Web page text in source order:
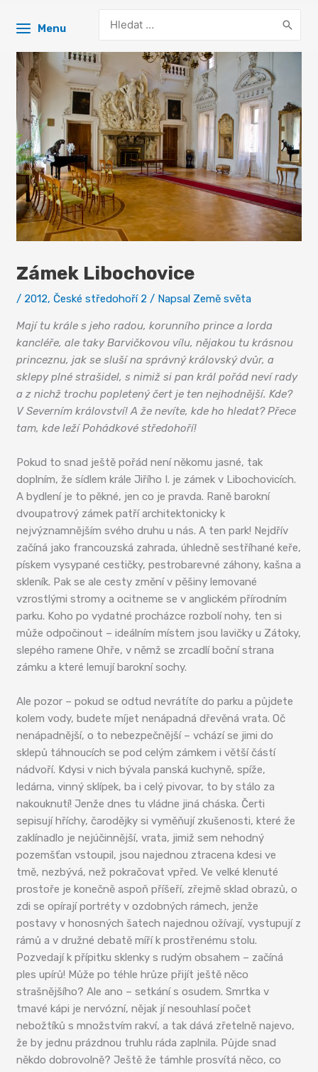
Menu
for:
Zámek Libochovice
/ 2012, České středohoří 2 / Napsal Země světa
Mají tu krále s jeho radou, korunního prince a lorda
kancléře, ale taky Barvičkovou vílu, nějakou tu krásnou
princeznu, jak se sluší na správný královský dvůr, a
sklepy plné strašidel, s nimiž si pan král pořád neví rady
a z nichž trochu popletený čert je ten nejhodnější. Kde?
V Severním království! A že nevíte, kde ho hledat? Přece
tam, kde leží Pohádkové středohoří!
Pokud to snad ještě pořád není někomu jasné, tak
doplním, že sídlem krále Jiřího I. je zámek v Libochovicích.
A bydlení je to pěkné, jen co je pravda. Raně barokní
dvoupatrový zámek patří architektonicky k
nejvýznamnějším svého druhu u nás. A ten park! Nejdřív
začíná jako francouzská zahrada, úhledně sestříhané keře,
pískem vysypané cestičky, pestrobarevné záhony, kašna a
skleník. Pak se ale cesty změní v pěšiny lemované
vzrostlými stromy a ocitneme se v anglickém přírodním
parku. Koho po vydatné procházce rozbolí nohy, ten si
může odpočinout – ideálním místem jsou lavičky u Zátoky,
slepého ramene Ohře, v němž se zrcadlí boční strana
zámku a které lemují barokní sochy.
Ale pozor – pokud se odtud nevrátíte do parku a půjdete
kolem vody, budete míjet nenápadná dřevěná vrata. Oč
nenápadnější, o to nebezpečnější – vchází se jimi do
sklepů táhnoucích se pod celým zámkem i větší částí
nádvoří. Kdysi v nich bývala panská kuchyně, spíže,
ledárna, vinný sklípek, ba i celý pivovar, to by stálo za
nakouknutí! Jenže dnes tu vládne jiná cháska. Čerti
sepisují hříchy, čarodějky si vyměňují zkušenosti, které že
zaklínadlo je nejúčinnější, vrata, jimiž sem nehodný
pozemšťan vstoupil, jsou najednou ztracena kdesi ve
tmě, nezbývá, než pokračovat vpřed. Ve velké klenuté
prostoře je konečně aspoň příšeří, zřejmě sklad obrazů, o
zdi se opírají portréty v ozdobných rámech, jenže
postavy v honosných šatech najednou ožívají, vystupují z
rámů a v družné debatě míří k prostřenému stolu.
Pozvedají k přípitku sklenky s rudým obsahem – začíná
ples upírů! Může po téhle hrůze přijít ještě něco
strašnějšího? Ale ano – setkání s osudem. Smrtka v
tmavé kápi je nervózní, nějak jí nesouhlasí počet
nebožtíků s množstvím rakví, a tak dává zřetelně najevo,
že by jednu prázdnou truhlu ráda zaplnila. Půjde snad
někdo dobrovolně? Ještě že támhle prosvítá něco, co